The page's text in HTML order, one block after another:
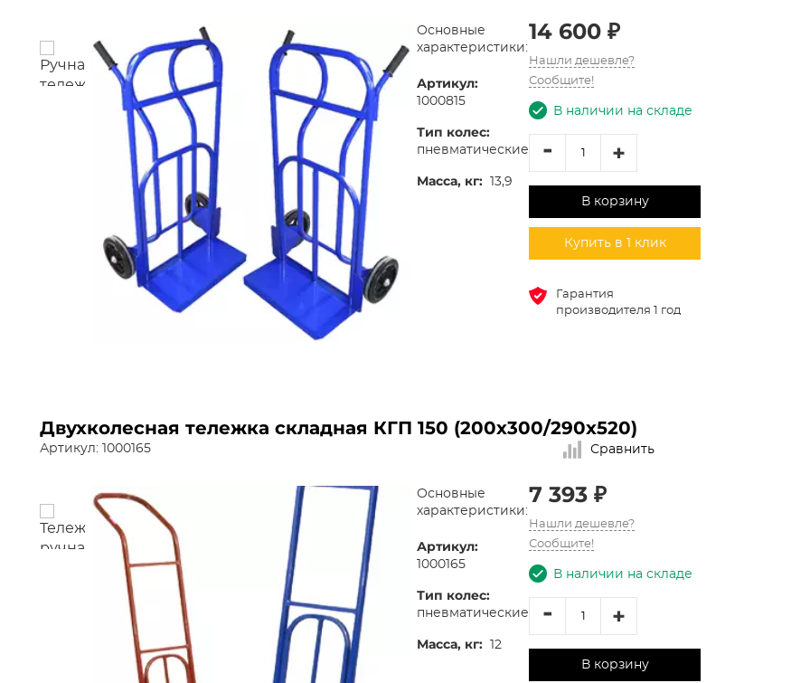
Основные
характеристики:
Артикул:
1000815
Тип колес:
пневматические
Масса, кг: 13,9
14 600 ₽
Нашли дешевле?
Сообщите!
В наличии на складе
- +
В корзину
Купить в 1 клик
Гарантия
производителя 1 год
Двухколесная тележка складная КГП 150 (200х300/290х520)
Артикул: 1000165 Сравнить
Основные
характеристики:
Артикул:
1000165
Тип колес:
пневматические
Масса, кг: 12
7 393 ₽
Нашли дешевле?
Сообщите!
В наличии на складе
- +
В корзину